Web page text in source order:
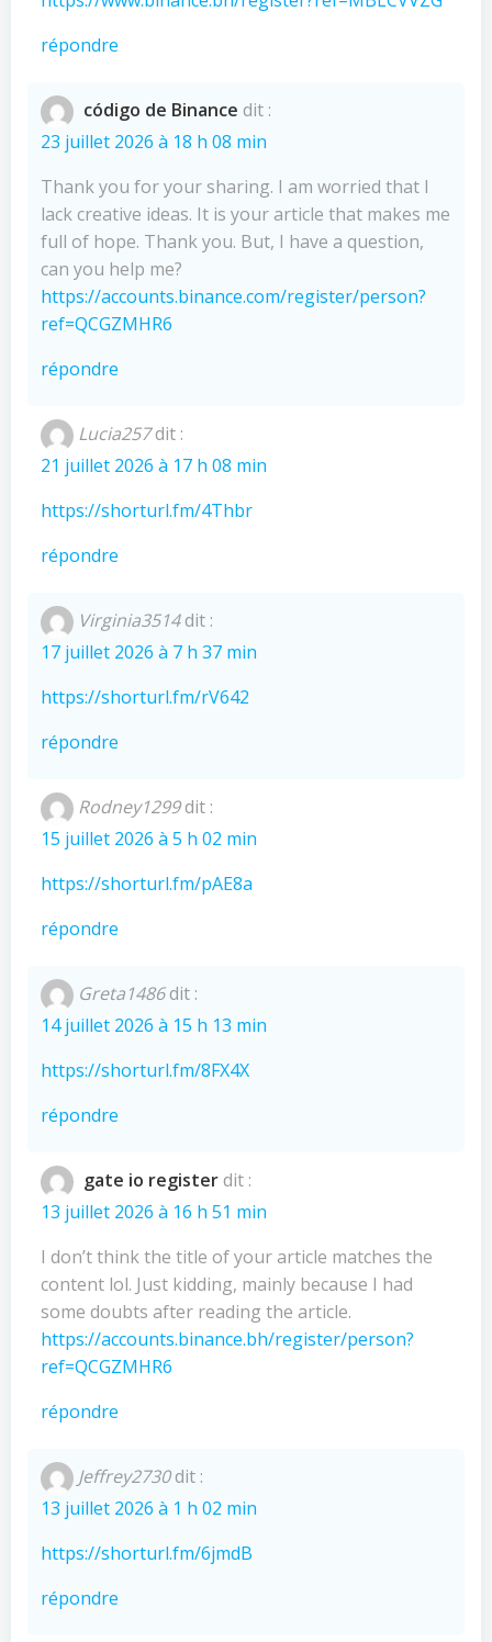
répondre
código de Binance dit :
23 juillet 2026 à 18 h 08 min
Thank you for your sharing. I am worried that I
lack creative ideas. It is your article that makes me
full of hope. Thank you. But, I have a question,
can you help me?
https://accounts.binance.com/register/person?
ref=QCGZMHR6
répondre
Lucia257dit :
21 juillet 2026 à 17 h 08 min
https://shorturl.fm/4Thbr
répondre
Virginia3514dit :
17 juillet 2026 à 7 h 37 min
https://shorturl.fm/rV642
répondre
Rodney1299dit :
15 juillet 2026 à 5 h 02 min
https://shorturl.fm/pAE8a
répondre
Greta1486dit :
14 juillet 2026 à 15 h 13 min
https://shorturl.fm/8FX4X
répondre
gate io registerdit :
13 juillet 2026 à 16 h 51 min
I don’t think the title of your article matches the
content lol. Just kidding, mainly because I had
some doubts after reading the article.
https://accounts.binance.bh/register/person?
ref=QCGZMHR6
répondre
Jeffrey2730dit :
13 juillet 2026 à 1 h 02 min
https://shorturl.fm/6jmdB
répondre